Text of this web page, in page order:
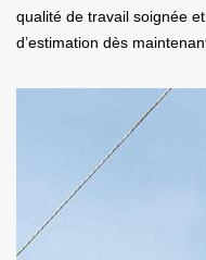
qualité de travail soignée
d’estimation dès